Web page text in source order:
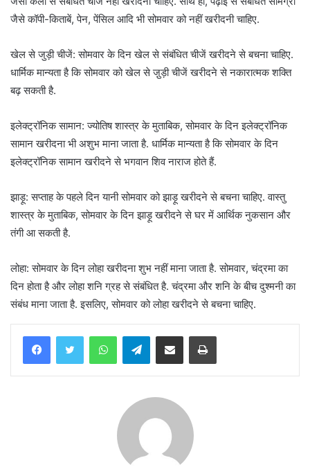
जैसे कॉपी-किताबें, पेन, पेंसिल आदि भी सोमवार को नहीं खरीदनी चाहिए.
खेल से जुड़ी चीजें: सोमवार के दिन खेल से संबंधित चीजें खरीदने से बचना चाहिए.
धार्मिक मान्यता है कि सोमवार को खेल से जु़ड़ी चीजें खरीदने से नकारात्मक शक्ति
बढ़ सकती है.
इलेक्ट्रॉनिक सामान: ज्योतिष शास्त्र के मुताबिक, सोमवार के दिन इलेक्ट्रॉनिक
सामान खरीदना भी अशुभ माना जाता है. धार्मिक मान्यता है कि सोमवार के दिन
इलेक्ट्रॉनिक सामान खरीदने से भगवान शिव नाराज होते हैं.
झाड़ू: सप्ताह के पहले दिन यानी सोमवार को झाड़ू खरीदने से बचना चाहिए. वास्तु
शास्त्र के मुताबिक, सोमवार के दिन झाड़ू खरीदने से घर में आर्थिक नुकसान और
तंगी आ सकती है.
लोहा: सोमवार के दिन लोहा खरीदना शुभ नहीं माना जाता है. सोमवार, चंद्रमा का
दिन होता है और लोहा शनि ग्रह से संबंधित है. चंद्रमा और शनि के बीच दुश्मनी का
संबंध माना जाता है. इसलिए, सोमवार को लोहा खरीदने से बचना चाहिए.
WhatsAppTelegramShare via Email Print